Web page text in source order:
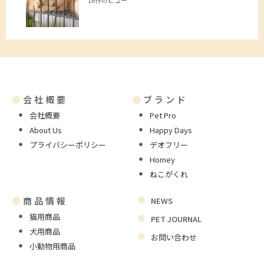
● 会社概要
会社概要
About Us
プライバシーポリシー
● ブランド
Pet Pro
Happy Days
デオフリー
Homey
ねこがくれ
● 商品情報
猫用商品
犬用商品
小動物用商品
NEWS
PET JOURNAL
お問い合わせ